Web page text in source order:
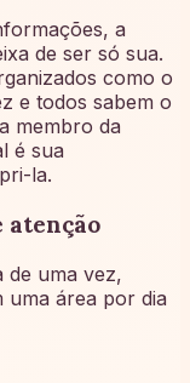
a
de ser só sua.
como o
e todos sabem o
membro da
é sua
la.
atenção
de uma vez,
uma área por dia